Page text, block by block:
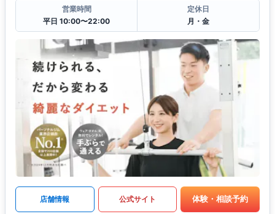
営業時間
平日 10:00〜22:00
定休日
月・金
店舗情報 公式サイト 体験・相談予約